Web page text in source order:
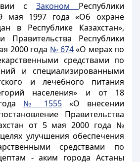
с Законом Республики
мая 1997 года «Об охране
в Республике Казахстан»,
Правительства Республики
2000 года № 674«О мерах по
средствами по
и специализированными
и лечебного питания
населения» и от 18
№ 1555 «О внесении
Правительства
от 5 мая 2000 года №
улучшения обеспечения
средствами по
- аким города Астаны